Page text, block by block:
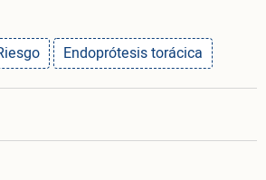
Endoprótesis torácica
de Riesgo 049/2022. Sistema